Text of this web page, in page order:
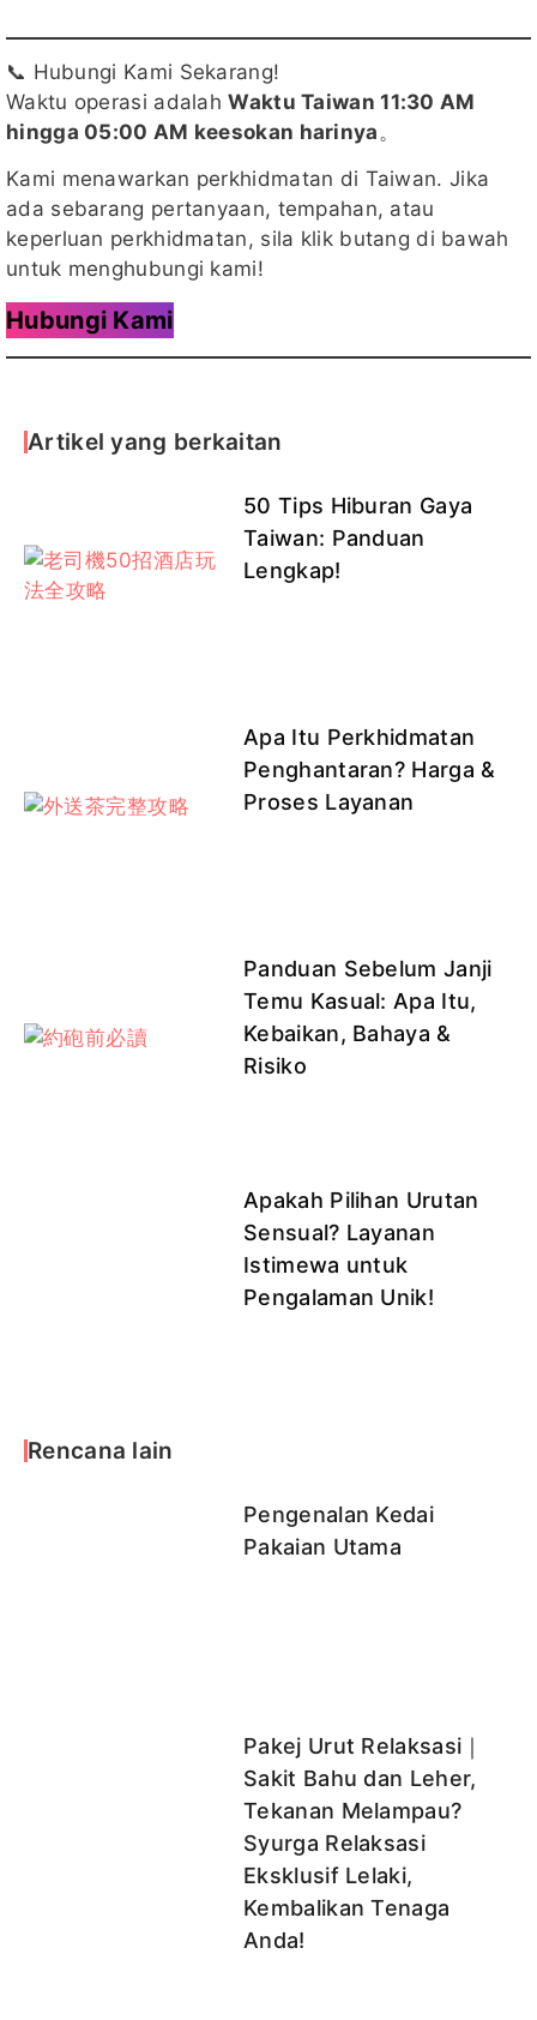
📞 Hubungi Kami Sekarang!
Waktu operasi adalahWaktu Taiwan 11:30 AM
hingga 05:00 AM keesokan harinya 。
Kami menawarkan perkhidmatan di Taiwan. Jika
ada sebarang pertanyaan, tempahan, atau
keperluan perkhidmatan, sila klik butang di bawah
untuk menghubungi kami!
Hubungi Kami
Artikel yang berkaitan
50 Tips Hiburan Gaya
Taiwan: Panduan
Lengkap!
Apa Itu Perkhidmatan
Penghantaran? Harga &
Proses Layanan
Panduan Sebelum Janji
Temu Kasual: Apa Itu,
Kebaikan, Bahaya &
Risiko
Apakah Pilihan Urutan
Sensual? Layanan
Istimewa untuk
Pengalaman Unik!
Rencana lain
Pengenalan Kedai
Pakaian Utama
Pakej Urut Relaksasi｜
Sakit Bahu dan Leher,
Tekanan Melampau?
Syurga Relaksasi
Eksklusif Lelaki,
Kembalikan Tenaga
Anda!